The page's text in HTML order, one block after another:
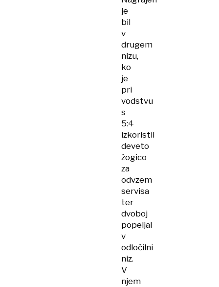
je
bil
v
drugem
nizu,
ko
je
pri
vodstvu
s
5:4
izkoristil
deveto
žogico
za
odvzem
servisa
ter
dvoboj
popeljal
v
odločilni
niz.
V
njem